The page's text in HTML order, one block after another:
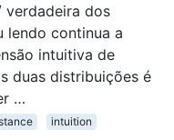
dos
lendo continua a
intuitiva de
duas distribuições é
…
intuition